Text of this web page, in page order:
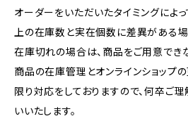
オーダーをいただいたタイミングによっ
上の在庫数と実在個数に差異がある場
在庫切れの場合は、商品をご用意でき
商品の在庫管理とオンラインショップ
限り対応をしておりますので、何卒ご
いいたします。